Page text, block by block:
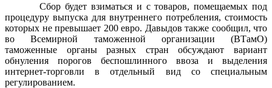
Сбор будет взиматься и с товаров, помещаемых под
процедуру выпуска для внутреннего потребления, стоимость
которых не превышает 200 евро. Давыдов также сообщил, что
во Всемирной таможенной организации (ВТамО)
таможенные органы разных стран обсуждают вариант
обнуления порогов беспошлинного ввоза и выделения
интернет-торговли в отдельный вид со специальным
регулированием.